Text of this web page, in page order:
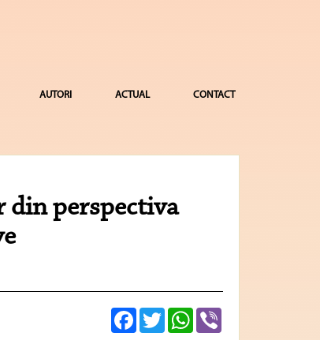
AUTORI ACTUAL CONTACT
din perspectiva
FacebookTwitterWhatsApp